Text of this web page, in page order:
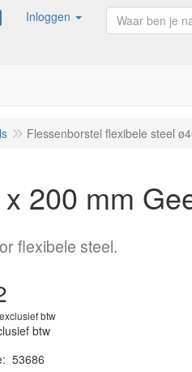
Inloggen
Flessenborstel flexibele steel
200 mm
flexibele steel.
btw
btw
: 53686